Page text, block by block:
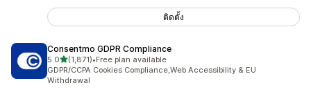
ติดตั้ง
Consentmo GDPR Compliance
5.0เต็ม 5 ดาว
(1,871)
ทั้งหมด 1871 รีวิว
•Free plan available
GDPR/CCPA Cookies Compliance,Web Accessibility & EU
Withdrawal